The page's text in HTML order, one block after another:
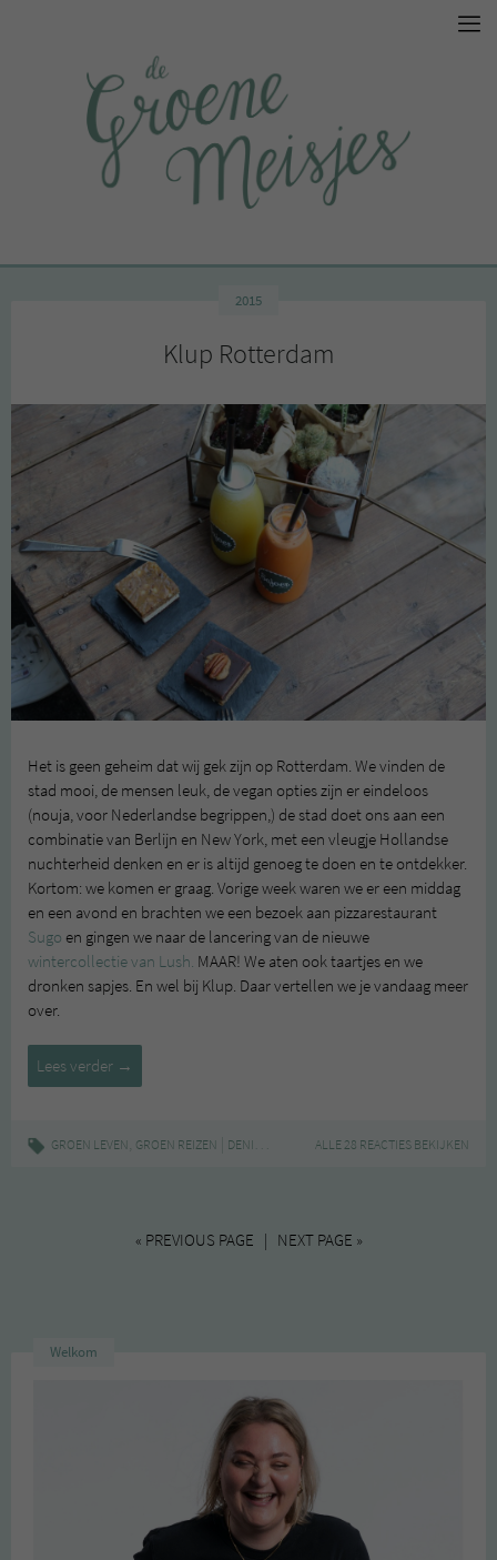
2015
Klup Rotterdam
Het is geen geheim dat wij gek zijn op Rotterdam. We vinden de
stad mooi, de mensen leuk, de vegan opties zijn er eindeloos
(nouja, voor Nederlandse begrippen,) de stad doet ons aan een
combinatie van Berlijn en New York, met een vleugje Hollandse
nuchterheid denken en er is altijd genoeg te doen en te ontdekker.
Kortom: we komen er graag. Vorige week waren we er een middag
en een avond en brachten we een bezoek aan pizzarestaurant
Sugo en gingen we naar de lancering van de nieuwe
wintercollectie van Lush. MAAR! We aten ook taartjes en we
dronken sapjes. En wel bij Klup. Daar vertellen we je vandaag meer
over.
Lees verder Klup
Rotterdam
→
GROEN LEVEN, GROEN REIZEN DENISE ROOBOL ,GROEN,HOTSPOT,KLUP,
ALLE 28 REACTIES BEKIJKEN
« PREVIOUS PAGE | NEXT PAGE »
Welkom